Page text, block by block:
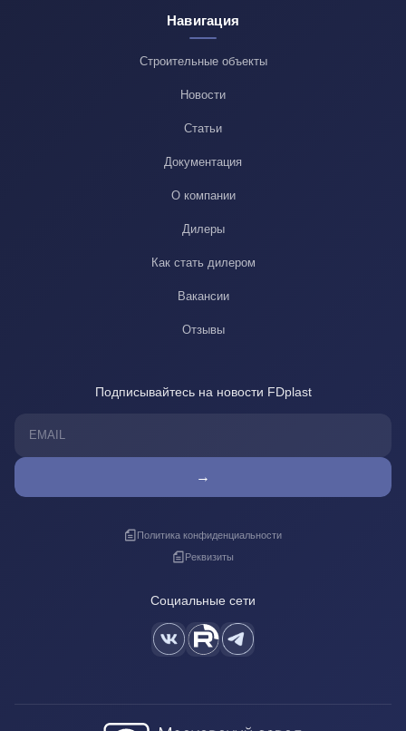
Навигация
Строительные объекты
Новости
Статьи
Документация
О компании
Дилеры
Как стать дилером
Вакансии
Отзывы
Подписывайтесь на новости FDplast
→
Политика конфиденциальности
Реквизиты
Социальные сети